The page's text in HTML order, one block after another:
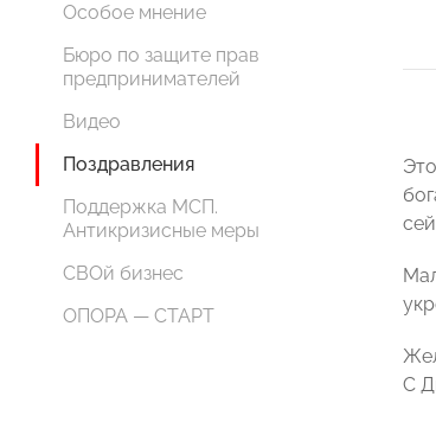
Особое мнение
Бюро по защите прав
предпринимателей
Видео
Поздравления
Поддержка МСП.
Антикризисные меры
СВОй бизнес
ОПОРА — СТАРТ
С